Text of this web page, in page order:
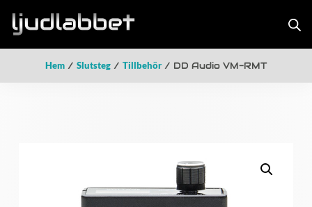
Hem / Slutsteg / Tillbehör/ DD Audio VM-RMT